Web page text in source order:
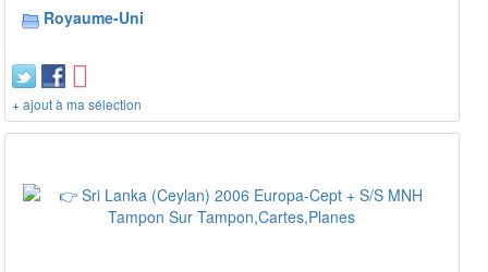
Royaume-Uni
+ ajout à ma sélection